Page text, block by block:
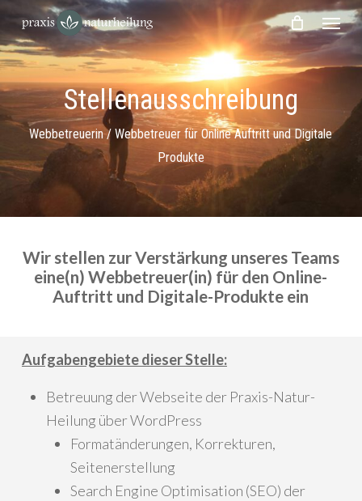
Skip
to
main
content
Menu
Stellenausschreibung
Webbetreuerin / Webbetreuer für Online Auftritt und Digitale
Produkte
Wir stellen zur Verstärkung unseres Teams
eine(n)Webbetreuer(in) für den Online-
Auftritt und Digitale-Produkte ein
Aufgabengebiete dieser Stelle:
Betreuung der Webseite der Praxis-Natur-
Heilung über WordPress
Formatänderungen, Korrekturen,
Seitenerstellung
Search Engine Optimisation (SEO) der